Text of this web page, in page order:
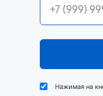
Нажимая на